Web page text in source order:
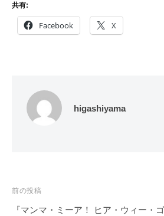
共有:
Facebook X
higashiyama
投
稿
前の投稿
『マンマ・ミーア！ ヒア・ウィー・